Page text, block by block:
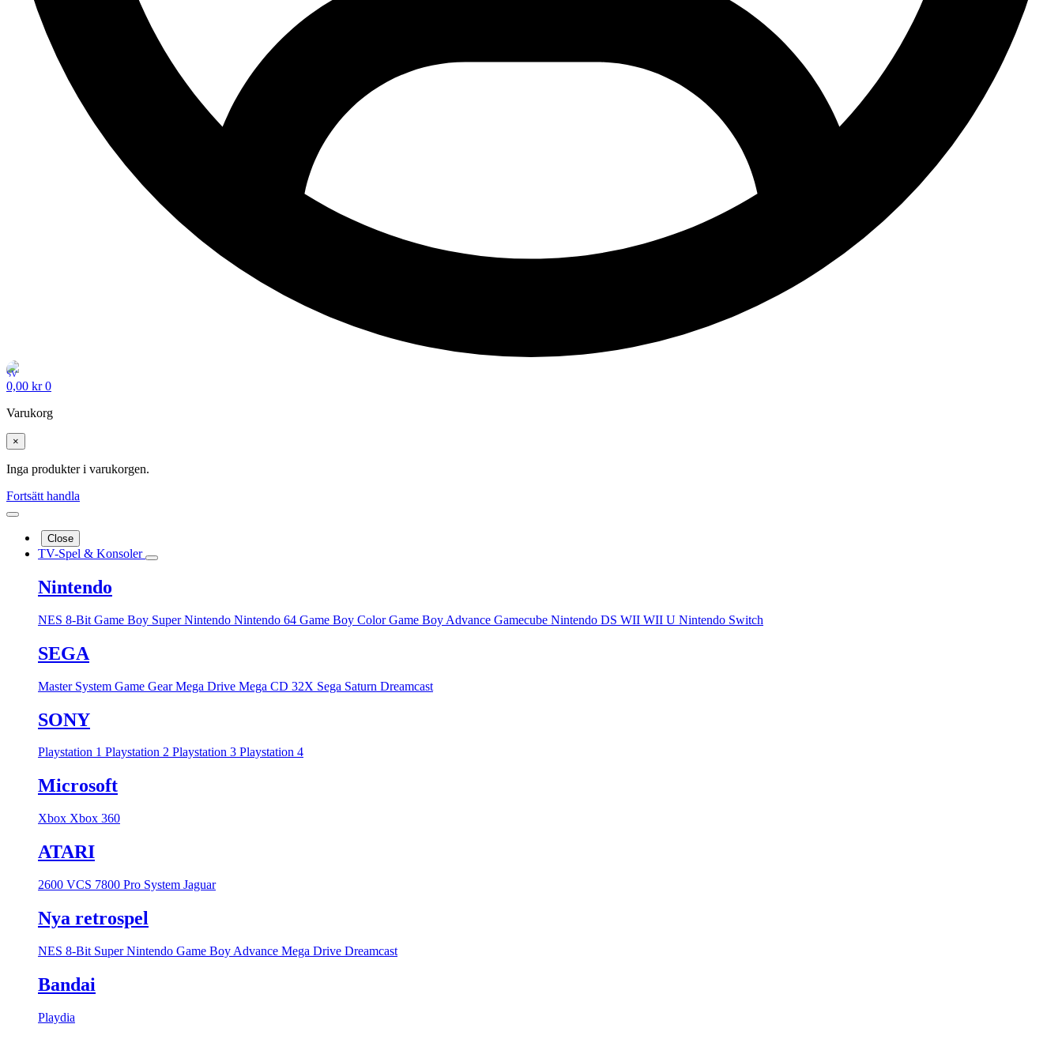
0,00 kr 0
Varukorg
×
Inga produkter i varukorgen.
Fortsätt handla
Close
TV-Spel & Konsoler
Nintendo
NES 8-Bit Game Boy Super Nintendo Nintendo 64 Game Boy ColorGame Boy Advance Gamecube Nintendo DS WII WII U Nintendo Switch
SEGA
Master System Game GearMega Drive Mega CD 32X Sega Saturn Dreamcast
SONY
Playstation 1 Playstation 2 Playstation 3 Playstation 4
Microsoft
Xbox Xbox 360
ATARI
2600 VCS 7800 Pro System Jaguar
Nya retrospel
NES 8-Bit Super Nintendo Game Boy Advance Mega Drive Dreamcast
Bandai
Playdia